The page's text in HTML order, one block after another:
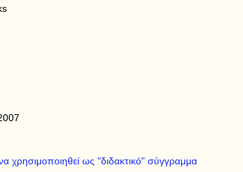
χρησιμοποιηθεί ως "διδακτικό" σύγγραμμα